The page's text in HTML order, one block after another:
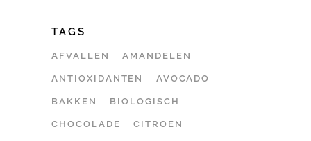
TAGS
AFVALLEN AMANDELEN
ANTIOXIDANTEN AVOCADO
BAKKEN BIOLOGISCH
CHOCOLADE CITROEN